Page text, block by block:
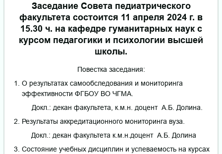
Заседание Совета педиатрического
факультета состоится 11 апреля 2024 г. в
15.30 ч. на кафедре гуманитарных наук с
курсом педагогики и психологии высшей
школы.
Повестка заседания:
О результатах самообследования и мониторинга
эффективности ФГБОУ ВО ЧГМА.
Докл.: декан факультета, к.м.н. доцент А.Б. Долина.
Результаты аккредитационного мониторинга вуза.
Докл.: декан факультета к.м.н.доцент А.Б. Долина
Состояние учебных дисциплин и успеваемость на курсах